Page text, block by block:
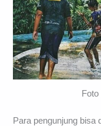
Para pengunjung bisa